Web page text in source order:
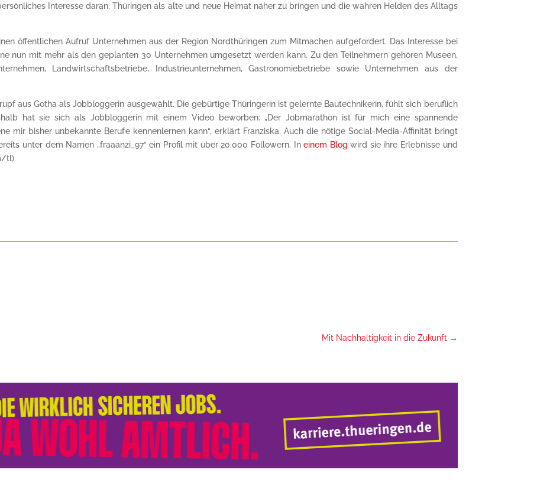
Interesse daran, Thüringen als alte und neue Heimat näher zu bringen und die wahren Helden des Alltags
öffentlichen Aufruf Unternehmen aus der Region Nordthüringen zum Mitmachen aufgefordert. Das Interesse bei
nun mit mehr als den geplanten 30 Unternehmen umgesetzt werden kann. Zu den Teilnehmern gehören Museen,
Landwirtschaftsbetriebe, Industrieunternehmen, Gastronomiebetriebe sowie Unternehmen aus der
aus Gotha als Jobbloggerin ausgewählt. Die gebürtige Thüringerin ist gelernte Bautechnikerin, fühlt sich beruflich
hat sie sich als Jobbloggerin mit einem Video beworben: „Der Jobmarathon ist für mich eine spannende
mir bisher unbekannte Berufe kennenlernen kann“, erklärt Franziska. Auch die nötige Social-Media-Affinität bringt
unter dem Namen „fraaanzi_97“ ein Profil mit über 20.000 Followern. Ineinem Blog wird sie ihre Erlebnisse und
tl)
Mit Nachhaltigkeit in die Zukunft →